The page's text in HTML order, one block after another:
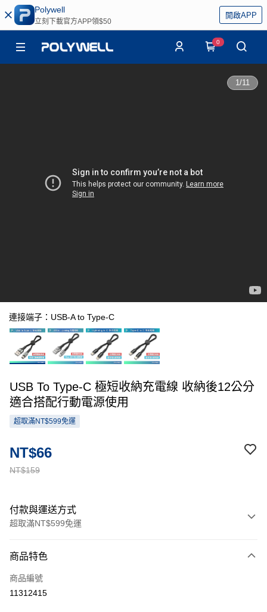
Polywell
立刻下載官方APP領$50
開啟APP
0
1/11
連接端子：USB-A to Type-C
USB To Type-C 極短收納充電線 收納後12公分
適合搭配行動電源使用
超取滿NT$599免運
NT$159
NT$66
付款與運送方式
超取滿NT$599免運
信用卡一次付款
超商取貨付款
商品特色
商品編號
11312415